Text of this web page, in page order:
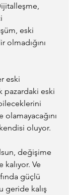
eski
olmadığını
eski
pazardaki eski
oluyor.
değişime
kalıyor. Ve
güçlü
geride kalış